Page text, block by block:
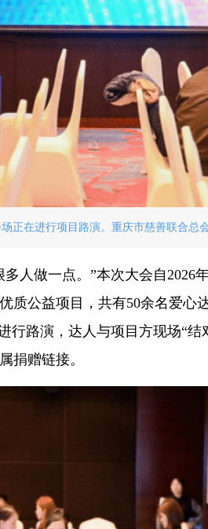
正在进行项目路演。重庆市慈善联合总
人做一点。”本次大会自2026
质公益项目，共有50余名爱心
行路演，达人与项目方现场“结
捐赠链接。